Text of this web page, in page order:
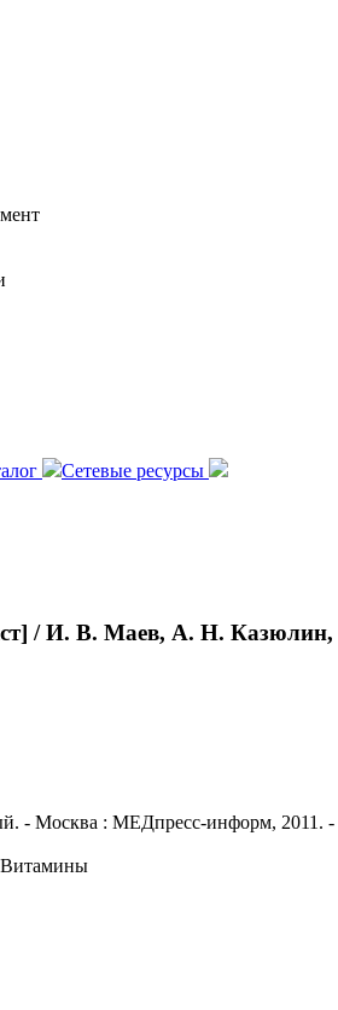
Сетевые ресурсы
/ И. В. Маев, А. Н.
: МЕДпресс-информ, 2011. -
Витамины